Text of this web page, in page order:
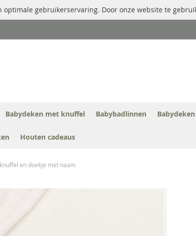
optimale gebruikerservaring. Door onze website te
Babydeken met knuffel Babybadlinnen Babydeken
Houten cadeaus
en doekje met naam